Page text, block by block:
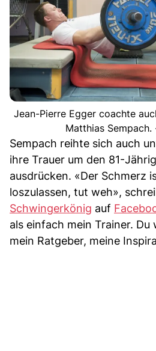
Jean-Pierre Egger coachte
Matthias
Sempach reihte sich auch
ihre Trauer um den 81-
ausdrücken. «Der Schmerz
loszulassen, tut weh»,
Schwingerkönig auf
als einfach mein Trainer. Du
mein Ratgeber, meine